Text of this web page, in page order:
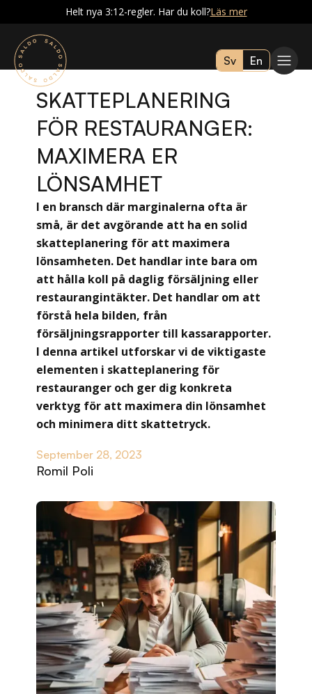
Helt nya 3:12-regler. Har du koll?Läs mer
Sv En
SKATTEPLANERING
FÖR RESTAURANGER:
MAXIMERA ER
LÖNSAMHET
I en bransch där marginalerna ofta är
små, är det avgörande att ha en solid
skatteplanering för att maximera
lönsamheten. Det handlar inte bara om
att hålla koll på daglig försäljning eller
restaurangintäkter. Det handlar om att
förstå hela bilden, från
försäljningsrapporter till kassarapporter.
I denna artikel utforskar vi de viktigaste
elementen i skatteplanering för
restauranger och ger dig konkreta
verktyg för att maximera din lönsamhet
och minimera ditt skattetryck.
September 28, 2023
Romil Poli